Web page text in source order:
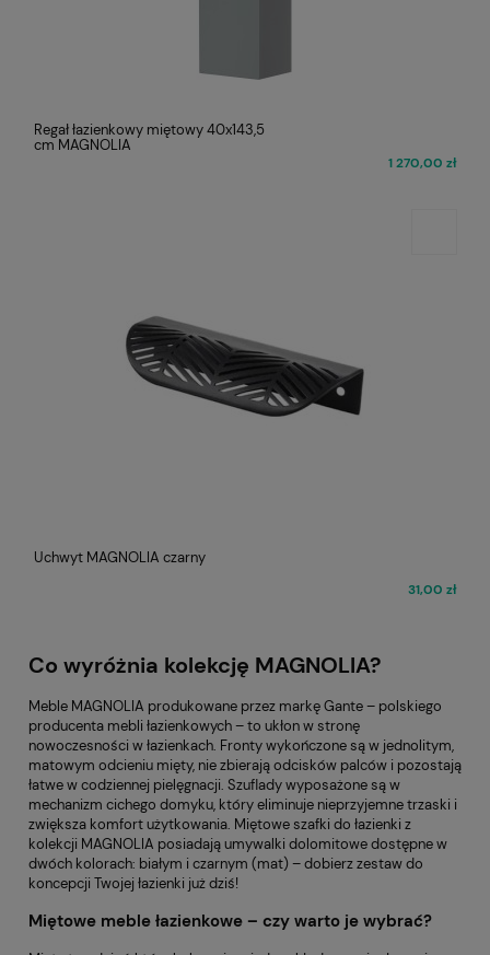
Regał łazienkowy miętowy 40x143,5
cm MAGNOLIA
1 270,00 zł
Uchwyt MAGNOLIA czarny
31,00 zł
Co wyróżnia kolekcję MAGNOLIA?
Meble MAGNOLIA produkowane przez markę Gante – polskiego
producenta mebli łazienkowych – to ukłon w stronę
nowoczesności w łazienkach. Fronty wykończone są w jednolitym,
matowym odcieniu mięty, nie zbierają odcisków palców i pozostają
łatwe w codziennej pielęgnacji. Szuflady wyposażone są w
mechanizm cichego domyku, który eliminuje nieprzyjemne trzaski i
zwiększa komfort użytkowania. Miętowe szafki do łazienki z
kolekcji MAGNOLIA posiadają umywalki dolomitowe dostępne w
dwóch kolorach: białym i czarnym (mat) – dobierz zestaw do
koncepcji Twojej łazienki już dziś!
Miętowe meble łazienkowe – czy warto je wybrać?